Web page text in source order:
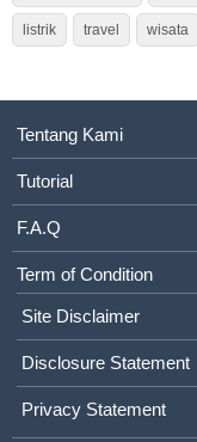
listrik travel wisata
Tentang Kami
Tutorial
F.A.Q
Term of Condition
Site Disclaimer
Disclosure Statement
Privacy Statement